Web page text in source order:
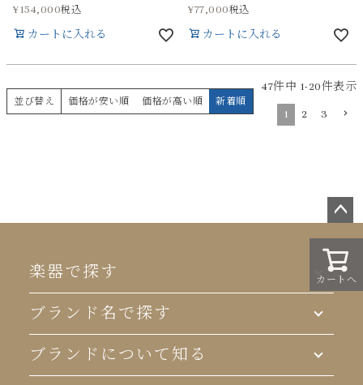
¥154,000税込
カートに入れる
¥77,000税込
カートに入れる
並び替え 価格が安い順 価格が高い順 新着順
47件中 1-20件表示
1 2 3
カートへ
ジト
ップ
楽器で探す
ブランド名で探す
ブランドについて知る